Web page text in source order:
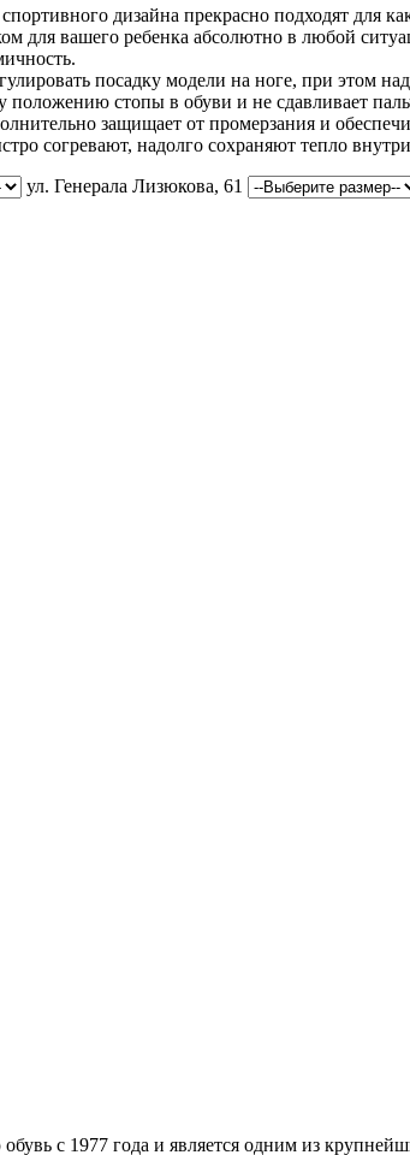
дизайна прекрасно подходят для
вашего ребенка абсолютно в любой
посадку модели на ноге, при этом
стопы в обуви и не сдавливает
защищает от промерзания и
согревают, надолго сохраняют тепло
ул. Генерала Лизюкова, 61
с 1977 года и является одним из